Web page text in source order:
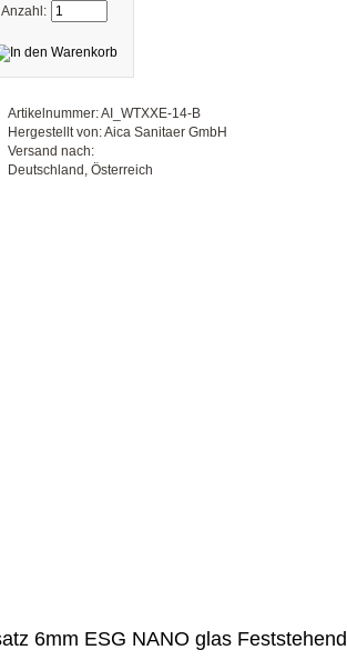
Anzahl:
Artikelnummer: AI_WTXXE-14-B
Hergestellt von: Aica Sanitaer GmbH
Versand nach:
Deutschland, Österreich
6mm ESG NANO glas Feststehend